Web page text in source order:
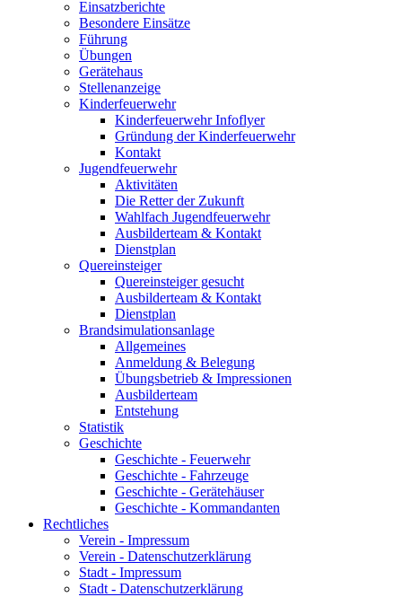
Einsatzberichte
Besondere Einsätze
Führung
Übungen
Gerätehaus
Stellenanzeige
Kinderfeuerwehr
Kinderfeuerwehr Infoflyer
Gründung der Kinderfeuerwehr
Kontakt
Jugendfeuerwehr
Aktivitäten
Die Retter der Zukunft
Wahlfach Jugendfeuerwehr
Ausbilderteam & Kontakt
Dienstplan
Quereinsteiger
Quereinsteiger gesucht
Ausbilderteam & Kontakt
Dienstplan
Brandsimulationsanlage
Allgemeines
Anmeldung & Belegung
Übungsbetrieb & Impressionen
Ausbilderteam
Entstehung
Statistik
Geschichte
Geschichte - Feuerwehr
Geschichte - Fahrzeuge
Geschichte - Gerätehäuser
Geschichte - Kommandanten
Rechtliches
Verein - Impressum
Verein - Datenschutzerklärung
Stadt - Impressum
Stadt - Datenschutzerklärung